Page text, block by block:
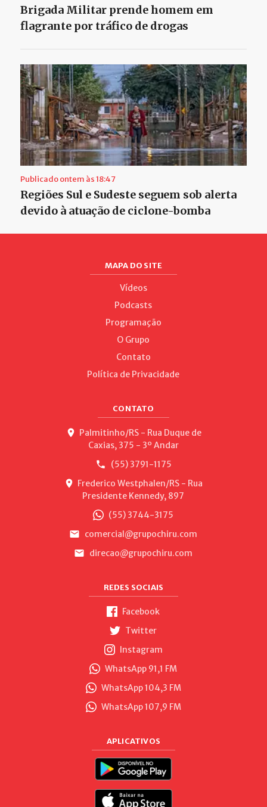
Brigada Militar prende homem em
flagrante por tráfico de drogas
Publicado ontem às 18:47
Regiões Sul e Sudeste seguem sob alerta
devido à atuação de ciclone-bomba
MAPA DO SITE
Vídeos
Podcasts
Programação
O Grupo
Contato
Política de Privacidade
CONTATO
Palmitinho/RS - Rua Duque de
Caxias, 375 - 3º Andar
(55) 3791-1175
Frederico Westphalen/RS - Rua
Presidente Kennedy, 897
(55) 3744-3175
comercial@grupochiru.com
direcao@grupochiru.com
REDES SOCIAIS
Facebook
Twitter
Instagram
WhatsApp 91,1 FM
WhatsApp 104,3 FM
WhatsApp 107,9 FM
APLICATIVOS